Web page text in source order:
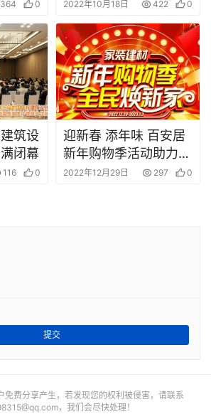
364 0
非凡设计大奖
2022年10月18日 422 0
筑设
闭幕
116 0
迎新春 添年味 百安居
新年购物季活动助力全
民焕新家
2022年12月29日 297 0
提交
免费分享产生，若发现您的权利被侵害，请联系
，我们会尽快处理！